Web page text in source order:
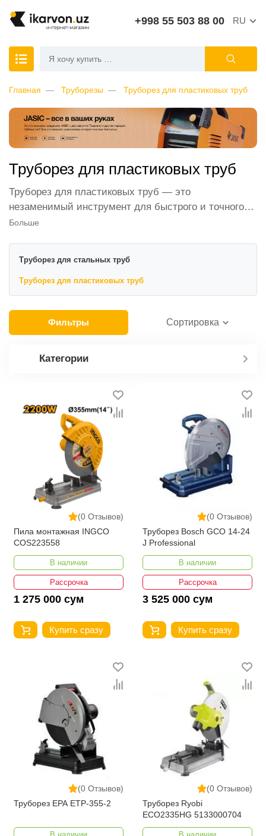
+998 55 503 88 00 RU
Главная Труборезы Труборез для пластиковых труб
Труборез для пластиковых труб
Труборез для пластиковых труб — это
незаменимый инструмент для быстрого и точного
реза полимерных труб. Он широко используется в
трубы, выбираются различные модели труборезов,
включая механические и электрические.
Больше
Труборез для стальных труб
Труборез для пластиковых труб
Фильтры Сортировка
Категории
(0 Отзывов)
Пила монтажная INGCO
COS223558
В наличии
Рассрочка
1 275 000 сум
Купить сразу
(0 Отзывов)
Труборез Bosch GCO 14-24
J Professional
В наличии
Рассрочка
3 525 000 сум
Купить сразу
(0 Отзывов)
Труборез EPA ETP-355-2
(0 Отзывов)
Труборез Ryobi
ECO2335HG 5133000704